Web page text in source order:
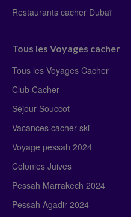
Restaurants cacher Dubaï
Tous les Voyages cacher
Tous les Voyages Cacher
Club Cacher
Séjour Souccot
Vacances cacher ski
Voyage pessah 2024
Colonies Juives
Pessah Marrakech 2024
Pessah Agadir 2024